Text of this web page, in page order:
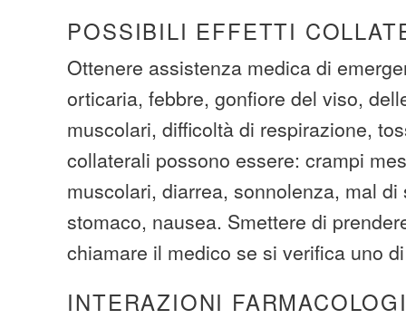
POSSIBILI EFFETTI
Ottenere assistenza medica di
orticaria, febbre, gonfiore del viso,
muscolari, difficoltà di respirazione,
collaterali possono essere: crampi
muscolari, diarrea, sonnolenza, mal
stomaco, nausea. Smettere di
chiamare il medico se si verifica uno
INTERAZIONI